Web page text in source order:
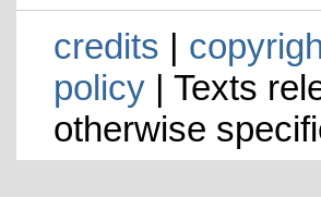
credits |
policy| Texts
otherwise